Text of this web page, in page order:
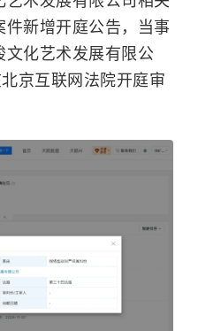
件新增开庭公告，当事
文化艺术发展有限公
京互联网法院开庭审